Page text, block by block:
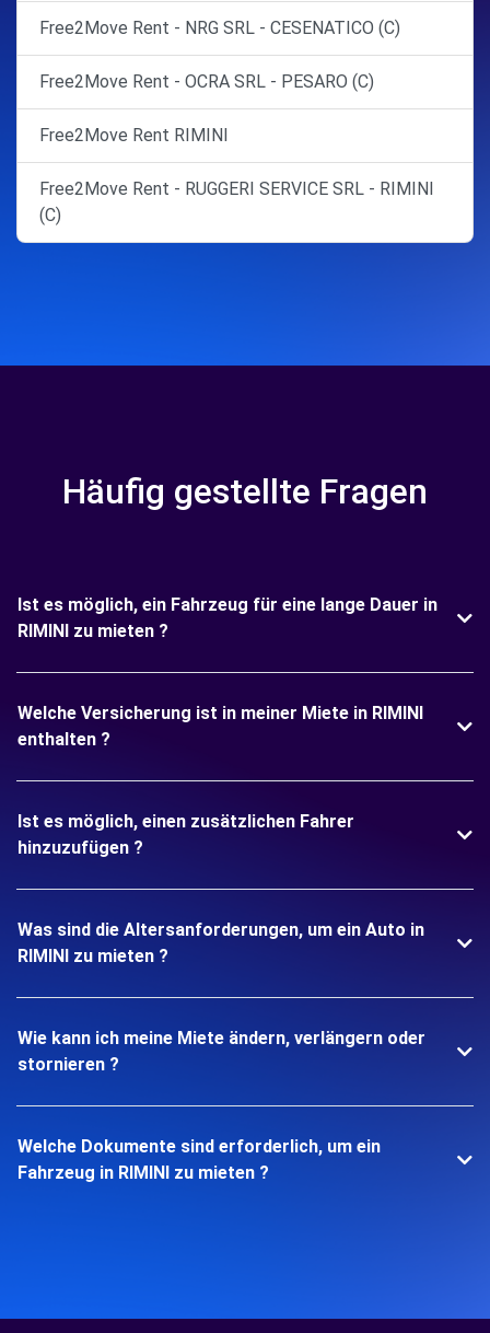
Free2Move Rent - NRG SRL - CESENATICO (C)
Free2Move Rent - OCRA SRL - PESARO (C)
Free2Move Rent RIMINI
Free2Move Rent - RUGGERI SERVICE SRL - RIMINI
(C)
Häufig gestellte Fragen
Ist es möglich, ein Fahrzeug für eine lange Dauer in
RIMINI zu mieten ?
Welche Versicherung ist in meiner Miete in RIMINI
enthalten ?
Ist es möglich, einen zusätzlichen Fahrer
hinzuzufügen ?
Was sind die Altersanforderungen, um ein Auto in
RIMINI zu mieten ?
Wie kann ich meine Miete ändern, verlängern oder
stornieren ?
Welche Dokumente sind erforderlich, um ein
Fahrzeug in RIMINI zu mieten ?